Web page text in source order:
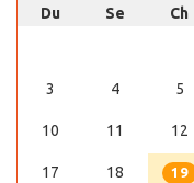
Du Se Ch
3 4 5
10 11 12
17 18 19